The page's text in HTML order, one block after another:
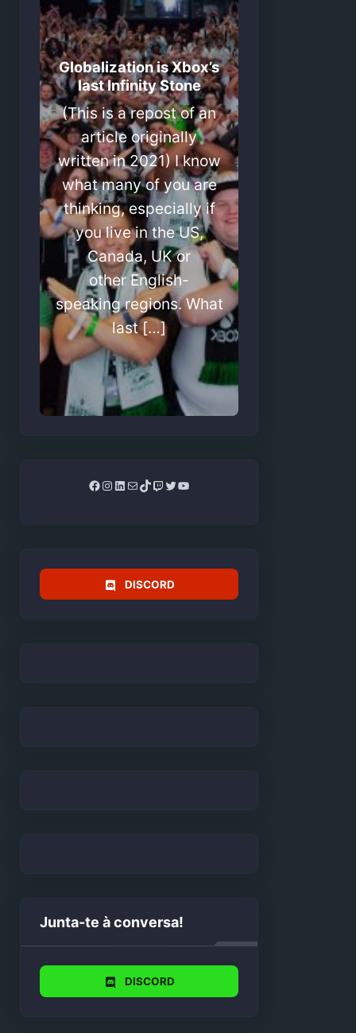
Globalization is Xbox’s
last Infinity Stone
(This is a repost of an
article originally
written in 2021) I know
what many of you are
thinking, especially if
you live in the US,
Canada, UK or
other English-
speaking regions. What
last […]
Facebook
Instagram
LinkedIn
MailTikTok
Twitch
Twitter
YouTube
DISCORD
Junta-te à conversa!
DISCORD